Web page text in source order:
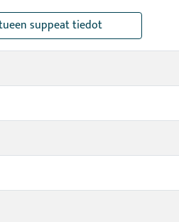
suppeat tiedot